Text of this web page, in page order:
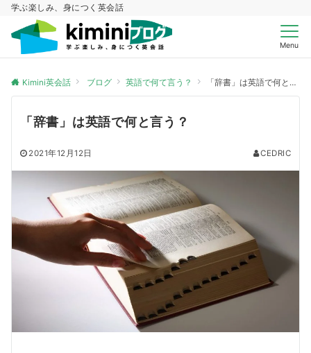
学ぶ楽しみ、身につく英会話
Menu
Kimini英会話 ブログ 英語で何て言う？ 「辞書」は英語で何と言う？
「辞書」は英語で何と言う？
2021年12月12日 CEDRIC